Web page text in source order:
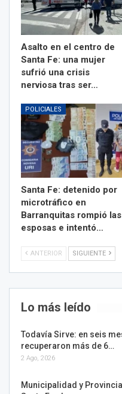
Asalto en el centro de
Santa Fe: una mujer
sufrió una crisis
nerviosa tras ser…
POLICIALES
Santa Fe: detenido por
microtráfico en
Barranquitas rompió las
esposas e intentó…
ANTERIOR SIGUIENTE
Lo más leído
Todavía Sirve: en seis
recuperaron más de 6…
2 Ago, 2026
Municipalidad y